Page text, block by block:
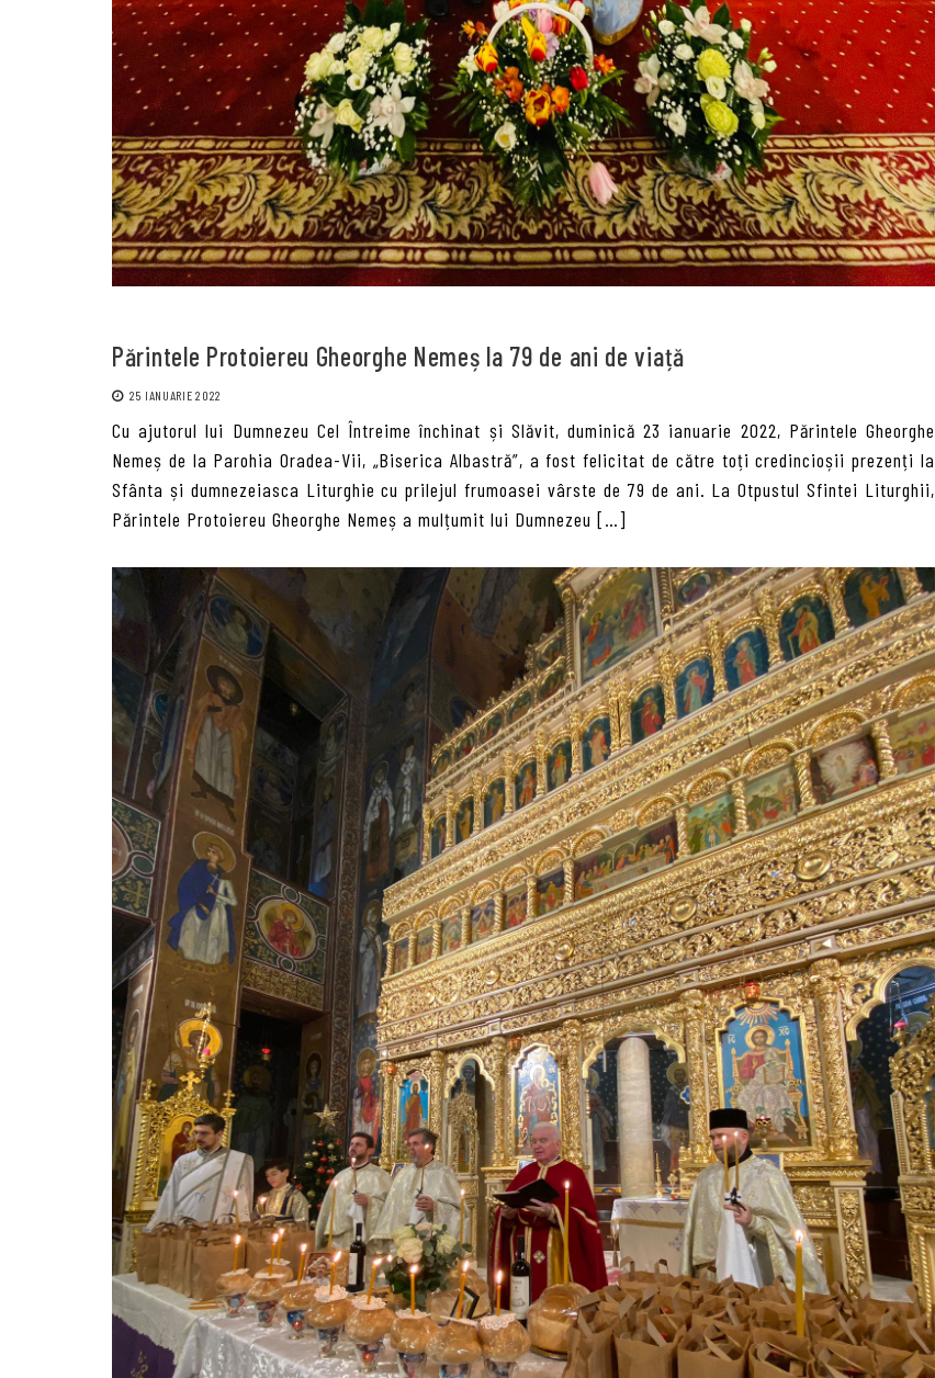
Părintele Protoiereu Gheorghe Nemeș la 79 de ani de viață
25 IANUARIE 2022
Cu ajutorul lui Dumnezeu Cel Întreime închinat și Slăvit, duminică 23 ianuarie 2022, Părintele Gheorghe
Nemeș de la Parohia Oradea-Vii, „Biserica Albastră”, a fost felicitat de către toți credincioșii prezenți la
Sfânta și dumnezeiasca Liturghie cu prilejul frumoasei vârste de 79 de ani. La Otpustul Sfintei Liturghii,
Părintele Protoiereu Gheorghe Nemeș a mulțumit lui Dumnezeu […]